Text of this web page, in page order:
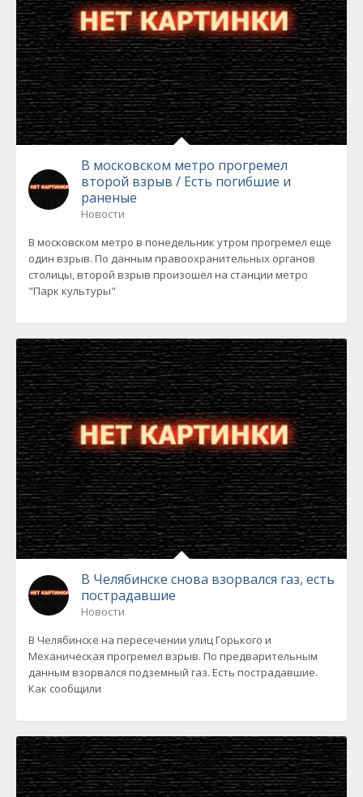
В московском метро прогремел
второй взрыв / Есть погибшие и
раненые
Новости
В московском метро в понедельник утром прогремел еще
один взрыв. По данным правоохранительных органов
столицы, второй взрыв произошел на станции метро
"Парк культуры"
В Челябинске снова взорвался газ, есть
пострадавшие
Новости
В Челябинске на пересечении улиц Горького и
Механическая прогремел взрыв. По предварительным
данным взорвался подземный газ. Есть пострадавшие.
Как сообщили